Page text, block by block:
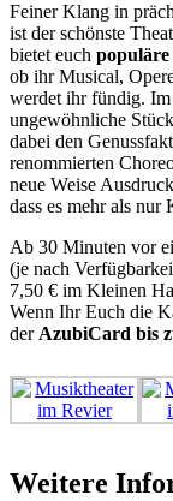
Feiner Klang in
ist der schönste
bietet euch populäre
ob ihr Musical,
werdet ihr fündig.
ungewöhnliche
dabei den
renommierten
neue Weise
dass es mehr als nur
Ab 30 Minuten vor
(je nach
7,50 € im Kleinen
Wenn Ihr Euch die
der AzubiCard bis
Weitere